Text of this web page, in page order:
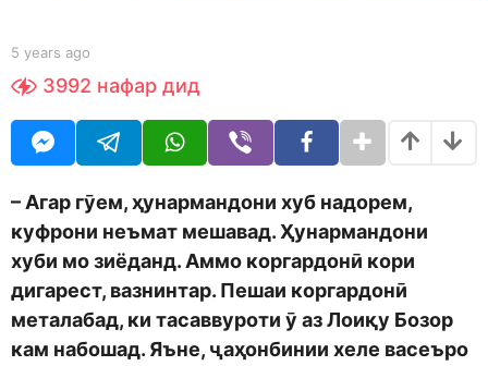
g
o
b
Y
O
R
5 years ago
e
g
3992 нафар дид
–Агар гӯем, ҳунармандони хуб надорем,
куфрони неъмат мешавад. Ҳунармандони
хуби мо зиёданд. Аммо коргардонӣ кори
дигарест, вазнинтар. Пешаи коргардонӣ
металабад, ки тасаввуроти ӯ аз Лоиқу Бозор
кам набошад. Яъне, ҷаҳонбинии хеле васеъро